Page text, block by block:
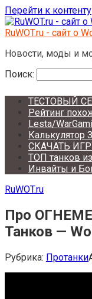
Перейти к контенту
RuWOT.ru - сайт о
Новости, моды и
Поиск:
ТЕСТОВЫЙ
Рейтинг
Lesta/
Калькулятор
СКАЧАТЬ
ТОП танков
Инвайты и
RuWOT.ru
Про
Танков —
Рубрика: Протанки